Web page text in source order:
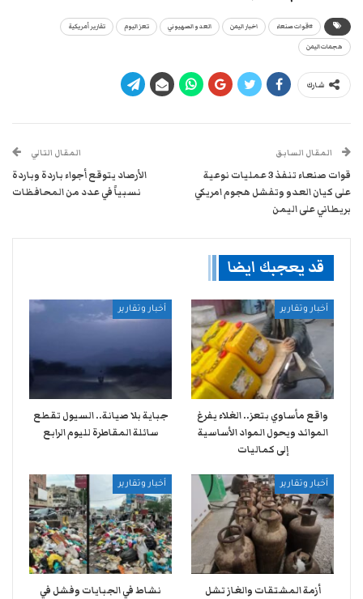
#قوات صنعاء اخبار اليمن العدو الصهيوني تعز اليوم تقارير أمريكية
هجمات اليمن
شارك
المقال السابق
قوات صنعاء تنفذ 3 عمليات نوعية
على كيان العدو وتفشل هجوم امريكي
بريطاني على اليمن
المقال التالي
الأرصاد يتوقع أجواء باردة وباردة
نسبياً في عدد من المحافظات
قد يعجبك ايضا
أخبار وتقارير
واقع مأساوي بتعز.. الغلاء يفرغ
الموائد ويحول المواد الأساسية
إلى كماليات
أخبار وتقارير
جباية بلا صيانة.. السيول تقطع
سائلة المقاطرة لليوم الرابع
أخبار وتقارير
أزمة المشتقات والغاز تشل
أخبار وتقارير
نشاط في الجبايات وفشل في